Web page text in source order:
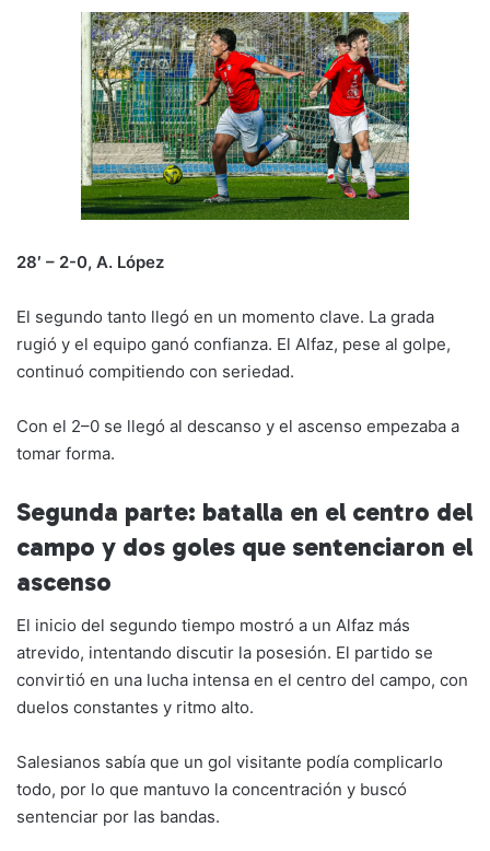
28′ – 2-0, A. López
El segundo tanto llegó en un momento clave. La grada
rugió y el equipo ganó confianza. El Alfaz, pese al golpe,
continuó compitiendo con seriedad.
Con el 2–0 se llegó al descanso y el ascenso empezaba a
tomar forma.
Segunda parte: batalla en el centro del
campo y dos goles que sentenciaron el
ascenso
El inicio del segundo tiempo mostró a un Alfaz más
atrevido, intentando discutir la posesión. El partido se
convirtió en una lucha intensa en el centro del campo, con
duelos constantes y ritmo alto.
Salesianos sabía que un gol visitante podía complicarlo
todo, por lo que mantuvo la concentración y buscó
sentenciar por las bandas.